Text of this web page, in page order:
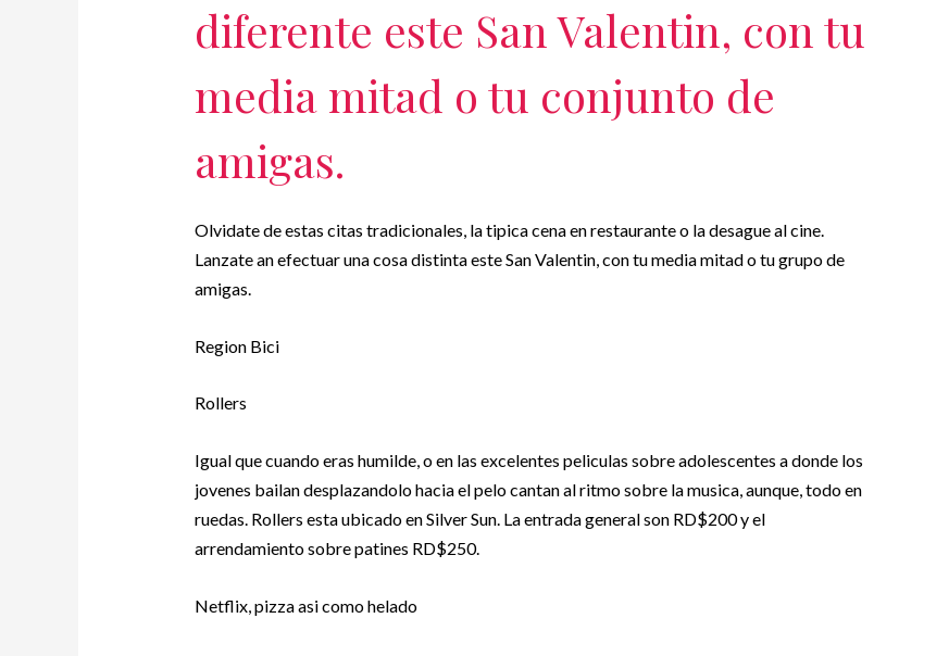
diferente este San Valentin, con tu
media mitad o tu conjunto de
amigas.
Olvidate de estas citas tradicionales, la tipica cena en restaurante o la desague al cine.
Lanzate an efectuar una cosa distinta este San Valentin, con tu media mitad o tu grupo de
amigas.
Region Bici
Rollers
Igual que cuando eras humilde, o en las excelentes peliculas sobre adolescentes a donde los
jovenes bailan desplazandolo hacia el pelo cantan al ritmo sobre la musica, aunque, todo en
ruedas. Rollers esta ubicado en Silver Sun. La entrada general son RD$200 y el
arrendamiento sobre patines RD$250.
Netflix, pizza asi­ como helado